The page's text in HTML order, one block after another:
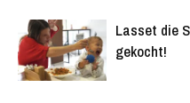
Lasset die
gekocht!